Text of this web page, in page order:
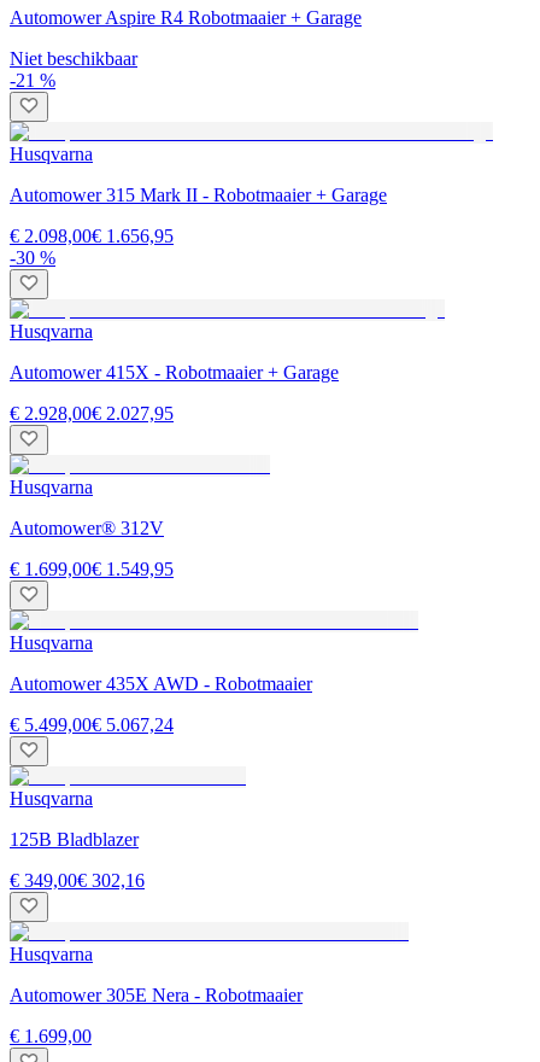
Automower Aspire R4 Robotmaaier + Garage
Niet beschikbaar
-21 %
Husqvarna
Automower 315 Mark II - Robotmaaier + Garage
€ 2.098,00€ 1.656,95
-30 %
Husqvarna
Automower 415X - Robotmaaier + Garage
€ 2.928,00€ 2.027,95
Husqvarna
Automower® 312V
€ 1.699,00€ 1.549,95
Husqvarna
Automower 435X AWD - Robotmaaier
€ 5.499,00€ 5.067,24
Husqvarna
125B Bladblazer
€ 349,00€ 302,16
Husqvarna
Automower 305E Nera - Robotmaaier
€ 1.699,00